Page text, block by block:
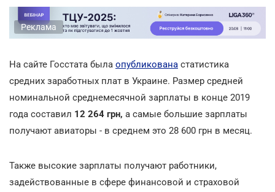
Реклама
На сайте Госстата была опубликована статистика
средних заработных плат в Украине. Размер средней
номинальной среднемесячной зарплаты в конце 2019
года составил 12 264 грн, а самые большие зарплаты
получают авиаторы - в среднем это 28 600 грн в месяц.
Также высокие зарплаты получают работники,
задействованные в сфере финансовой и страховой